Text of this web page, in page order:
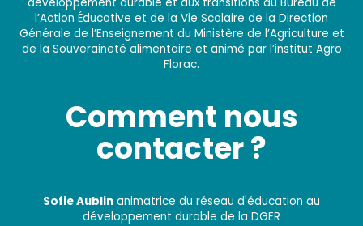
l’Action Éducative et de la Vie Scolaire de la Direction
Générale de l’Enseignement du Ministère de l’Agriculture et
de la Souveraineté alimentaire et animé par l’institut Agro
Florac.
Comment nous
contacter ?
Sofie Aublin animatrice du réseau d'éducation au
développement durable de la DGER